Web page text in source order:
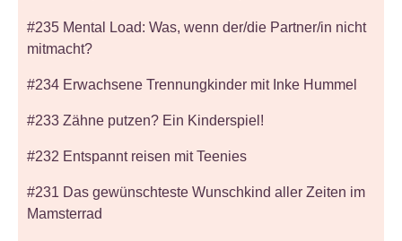
#235 Mental Load: Was, wenn der/die Partner/in nicht
mitmacht?
#234 Erwachsene Trennungkinder mit Inke Hummel
#233 Zähne putzen? Ein Kinderspiel!
#232 Entspannt reisen mit Teenies
#231 Das gewünschteste Wunschkind aller Zeiten im
Mamsterrad